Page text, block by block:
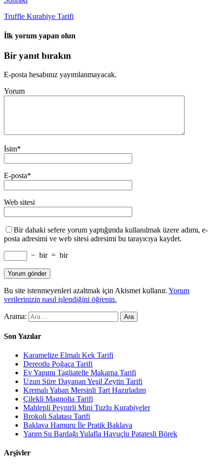
Truffle Kurabiye Tarifi
İlk yorum yapan olun
Bir yanıt bırakın
E-posta hesabınız yayımlanmayacak.
Yorum
İsim*
E-posta*
Web sitesi
Bir dahaki sefere yorum yaptığımda kullanılmak üzere adımı, e-
posta adresimi ve web sitesi adresimi bu tarayıcıya kaydet.
− bir = bir
Bu site istenmeyenleri azaltmak için Akismet kullanır. Yorum
verilerinizin nasıl işlendiğini öğrenin.
Arama:
Son Yazılar
Karamelize Elmalı Kek Tarifi
Dereotlu Poğaça Tarifi
Ev Yapımı Tagliatelle Makarna Tarifi
Uzun Süre Dayanan Yeşil Zeytin Tarifi
Kremalı Yaban Mersinli Tart Hazırladım
Çilekli Magnolia Tarifi
Mahlepli Peynirli Mini Tuzlu Kurabiyeler
Brokoli Salatası Tarifi
Baklava Hamuru İle Pratik Baklava
Yarım Su Bardağı Yulafla Havuçlu Patatesli Börek
Arşivler